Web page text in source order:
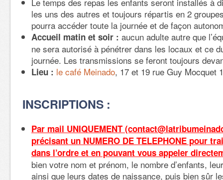
les uns des autres et toujours répartis en 2
pourra accéder toute la journée et de façon
Accueil matin et soir : aucun adulte autre que
ne sera autorisé à pénétrer dans les locaux et ce
journée. Les transmissions se feront toujours
Lieu : le café Meinado, 17 et 19 rue Guy Mocquet
INSCRIPTIONS :
Par mail UNIQUEMENT
précisant un NUMERO DE TELEPHONE pour
dans l’ordre et en pouvant vous appeler
bien votre nom et prénom, le nombre d’enfants,
ainsi que leurs dates de naissance, puis bien sûr